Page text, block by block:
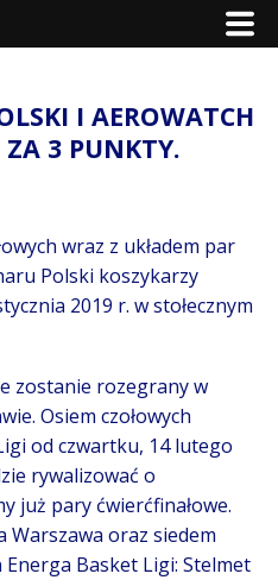
I AEROWATCH
3 PUNKTY.
wraz z układem par
Polski koszykarzy
2019 r. w stołecznym
zostanie rozegrany w
Osiem czołowych
od czwartku, 14 lutego
rywalizować o
już pary ćwierćfinałowe.
Warszawa oraz siedem
Basket Ligi: Stelmet